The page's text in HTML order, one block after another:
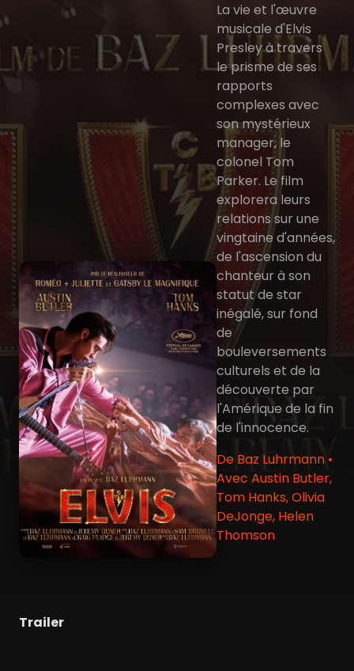
La vie et l'œuvre
musicale d'Elvis
Presley à travers
le prisme de ses
rapports
complexes avec
son mystérieux
manager, le
colonel Tom
Parker. Le film
explorera leurs
relations sur une
vingtaine d'années,
de l'ascension du
chanteur à son
statut de star
inégalé, sur fond
de
bouleversements
culturels et de la
découverte par
l'Amérique de la fin
de l'innocence.
De Baz Luhrmann •
Avec Austin Butler,
Tom Hanks, Olivia
DeJonge, Helen
Thomson
Trailer